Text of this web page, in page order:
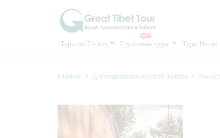
Туры по Тибету Групповые туры Туры
Главная Достопримечательности Тибета